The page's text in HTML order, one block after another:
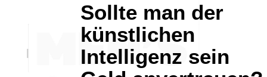
Sollte man der
künstlichen
Intelligenz sein